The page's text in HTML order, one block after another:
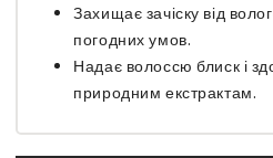
Захищає зачіску від
погодних умов.
Надає волоссю блиск і
природним екстрактам.